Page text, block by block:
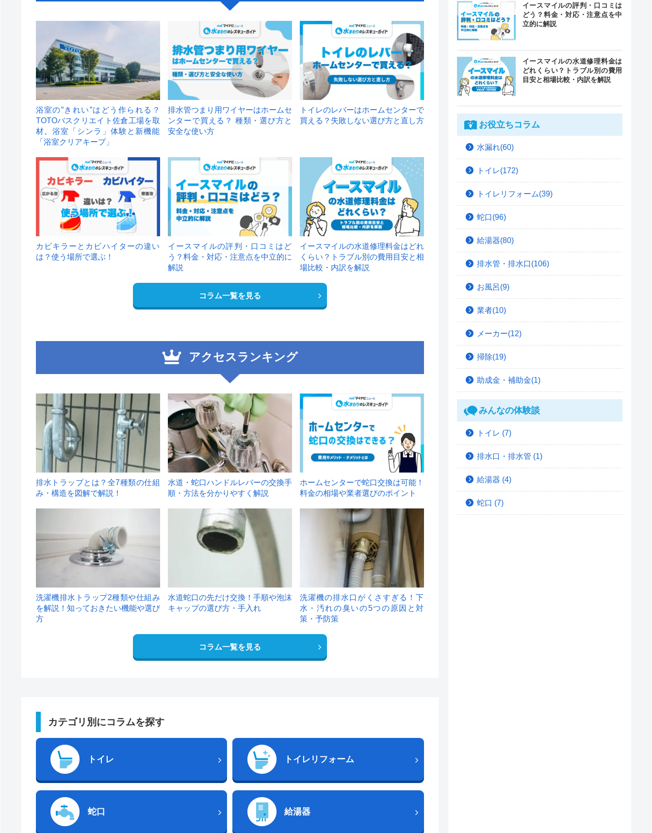
浴室の”きれい”はどう作られる？
TOTOバスクリエイト佐倉工場を取
材。浴室「シンラ」体験と新機能
「浴室クリアキープ」
排水管つまり用ワイヤーはホームセ
ンターで買える？ 種類・選び方と
安全な使い方
トイレのレバーはホームセンターで
買える？失敗しない選び方と直し方
カビキラーとカビハイターの違い
は？使う場所で選ぶ！
イースマイルの評判・口コミはど
う？料金・対応・注意点を中立的に
解説
イースマイルの水道修理料金はどれ
くらい？トラブル別の費用目安と相
場比較・内訳を解説
コラム一覧を見る
アクセスランキング
1
排水トラップとは？全7種類の仕組
み・構造を図解で解説！
2
水道・蛇口ハンドルレバーの交換手
順・方法を分かりやすく解説
ホームセンターで蛇口交換は可能！
料金の相場や業者選びのポイント
洗濯機排水トラップ2種類や仕組み
を解説！知っておきたい機能や選び
方
水道蛇口の先だけ交換！手順や泡沫
キャップの選び方・手入れ
洗濯機の排水口がくさすぎる！下
水・汚れの臭いの5つの原因と対
策・予防策
コラム一覧を見る
カテゴリ別にコラムを探す
トイレ トイレリフォーム
蛇口 給湯器
イースマイルの評判・口コミは
どう？料金・対応・注意点を中
立的に解説
イースマイルの水道修理料金は
どれくらい？トラブル別の費用
目安と相場比較・内訳を解説
お役立ちコラム
水漏れ(60)
トイレ(172)
トイレリフォーム(39)
蛇口(96)
給湯器(80)
排水管・排水口(106)
お風呂(9)
業者(10)
メーカー(12)
掃除(19)
助成金・補助金(1)
みんなの体験談
トイレ (7)
排水口・排水管 (1)
給湯器 (4)
蛇口 (7)